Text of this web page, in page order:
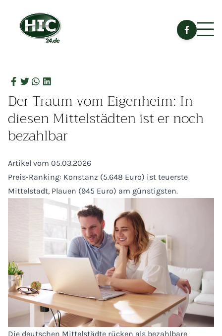
Der Traum vom Eigenheim: In
diesen Mittelstädten ist er noch
bezahlbar
Artikel vom 05.03.2026
Preis-Ranking: Konstanz (5.648 Euro) ist teuerste
Mittelstadt, Plauen (945 Euro) am günstigsten.
Die deutschen Mittelstädte rücken als bezahlbare